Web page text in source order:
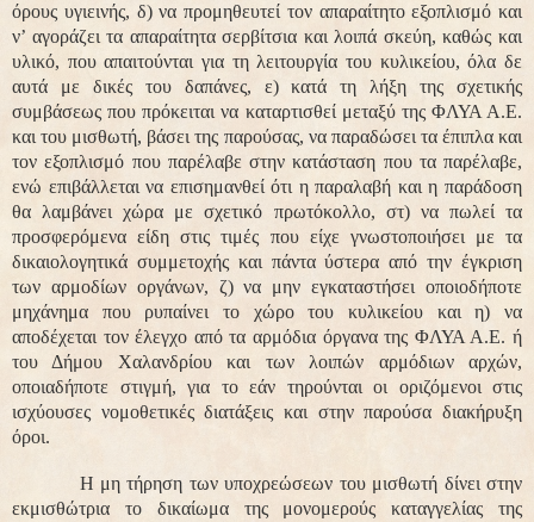
όρους υγιεινής, δ) να προμηθευτεί τον απαραίτητο εξοπλισμό και
ν’ αγοράζει τα απαραίτητα σερβίτσια και λοιπά σκεύη, καθώς και
υλικό, που απαιτούνται για τη λειτουργία του κυλικείου, όλα δε
αυτά με δικές του δαπάνες, ε) κατά τη λήξη της σχετικής
συμβάσεως που πρόκειται να καταρτισθεί μεταξύ της ΦΛΥΑ Α.Ε.
και του μισθωτή, βάσει της παρούσας, να παραδώσει τα έπιπλα και
τον εξοπλισμό που παρέλαβε στην κατάσταση που τα παρέλαβε,
ενώ επιβάλλεται να επισημανθεί ότι η παραλαβή και η παράδοση
θα λαμβάνει χώρα με σχετικό πρωτόκολλο, στ) να πωλεί τα
προσφερόμενα είδη στις τιμές που είχε γνωστοποιήσει με τα
δικαιολογητικά συμμετοχής και πάντα ύστερα από την έγκριση
των αρμοδίων οργάνων, ζ) να μην εγκαταστήσει οποιοδήποτε
μηχάνημα που ρυπαίνει το χώρο του κυλικείου και η) να
αποδέχεται τον έλεγχο από τα αρμόδια όργανα της ΦΛΥΑ Α.Ε. ή
του Δήμου Χαλανδρίου και των λοιπών αρμόδιων αρχών,
οποιαδήποτε στιγμή, για το εάν τηρούνται οι οριζόμενοι στις
ισχύουσες νομοθετικές διατάξεις και στην παρούσα διακήρυξη
όροι.
Η μη τήρηση των υποχρεώσεων του μισθωτή δίνει στην
εκμισθώτρια το δικαίωμα της μονομερούς καταγγελίας της